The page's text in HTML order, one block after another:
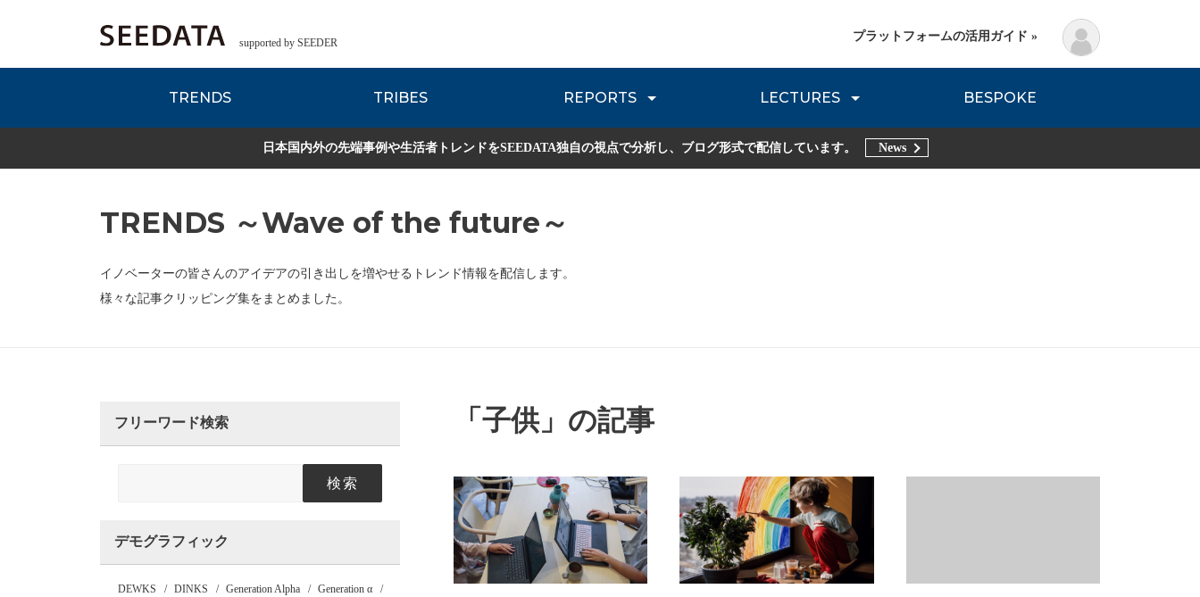
supported by SEEDER
TRENDS TRIBES REPORTS
EDITORIAL REPORT Zsレポート 流通レポート JOURNEY REVIEW DNVB REPORT TRIBE REPORTS
LECTURES
各種データのご紹介 Planning Method
BESPOKE
プラットフォームの活用ガイド »
日本国内外の先端事例や生活者トレンドをSEEDATA独自の視点で分析し、ブログ形式で配信しています。 News
TRENDS ～Wave of the future～
イノベーターの皆さんのアイデアの引き出しを増やせるトレンド情報を配信します。
様々な記事クリッピング集をまとめました。
フリーワード検索
検索
デモグラフィック
DEWKS DINKS Generation Alpha Generation α
「子供」の記事